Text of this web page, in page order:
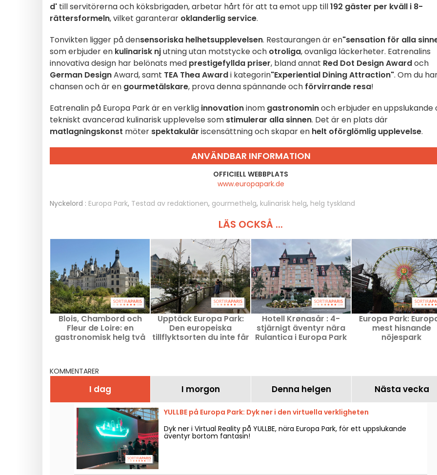
d' till servitörerna och köksbrigaden, arbetar hårt för att ta emot upp till192 gäster per kväll i 8-
rättersformeln, vilket garanterar oklanderlig service.
Tonvikten ligger på densensoriska helhetsupplevelsen. Restaurangen är en"sensation för alla
som erbjuder en kulinarisk njutning utan motstycke och otroliga, ovanliga läckerheter. Eatrenalins
innovativa design har belönats med prestigefyllda priser, bland annat Red Dot Design Awardoch
German DesignAward, samt TEA Thea Awardi kategorin"Experiential Dining Attraction". Om du
chansen och är en gourmetälskare, prova denna spännande och förvirrande resa!
Eatrenalin på Europa Park är en verklig innovationinom gastronominoch erbjuder en uppslukande
tekniskt avancerad kulinarisk upplevelse som stimulerar alla sinnen. Det är en plats där
matlagningskonst möter spektakulär iscensättning och skapar en helt oförglömlig upplevelse.
ANVÄNDBAR INFORMATION
OFFICIELL WEBBPLATS
www.europapark.de
Nyckelord : Europa Park, Testad av redaktionen, gourmethelg, kulinarisk helg, helg tyskland
LÄS OCKSÅ ...
Blois, Chambord och
Fleur de Loire: en
gastronomisk helg två
Upptäck Europa Park:
Den europeiska
tillflyktsorten du inte får
Hotell Krønasår : 4-
stjärnigt äventyr nära
Rulantica i Europa Park
Europa Park:
mest hisnande
nöjespark
KOMMENTARER
I dag I morgon Denna helgen Nästa vecka
YULLBE på Europa Park: Dyk ner i den virtuella verkligheten
Dyk ner i Virtual Reality på YULLBE, nära Europa Park, för ett uppslukande
äventyr bortom fantasin!